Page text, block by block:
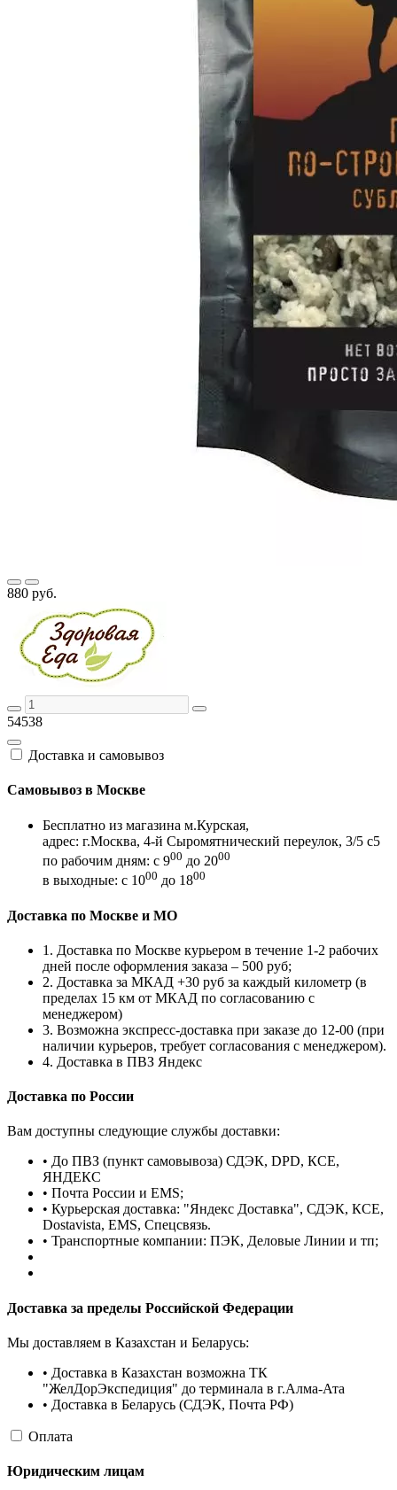
880 руб.
54538
Доставка и самовывоз
Самовывоз в Москве
Бесплатно из магазина м.Курская,
адрес: г.Москва, 4-й Сыромятнический переулок, 3/5 с5
по рабочим дням: с 900 до 2000
в выходные: с 1000 до 1800
Доставка по Москве и МО
1. Доставка по Москве курьером в течение 1-2 рабочих
дней после оформления заказа – 500 руб;
2. Доставка за МКАД +30 руб за каждый километр (в
пределах 15 км от МКАД по согласованию с
менеджером)
3. Возможна экспресс-доставка при заказе до 12-00 (при
наличии курьеров, требует согласования с менеджером).
4. Доставка в ПВЗ Яндекс
Доставка по России
Вам доступны следующие службы доставки:
• До ПВЗ (пункт самовывоза) СДЭК, DPD, КСЕ,
ЯНДЕКС
• Почта России и EMS;
• Курьерская доставка: "Яндекс Доставка", СДЭК, КСЕ,
Dostavista, EMS, Спецсвязь.
• Транспортные компании: ПЭК, Деловые Линии и тп;
Доставка за пределы Российской Федерации
Мы доставляем в Казахстан и Беларусь:
• Доставка в Казахстан возможна ТК
"ЖелДорЭкспедиция" до терминала в г.Алма-Ата
• Доставка в Беларусь (СДЭК, Почта РФ)
Оплата
Юридическим лицам